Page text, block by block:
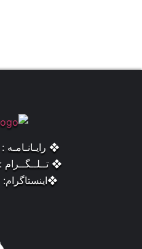
❖ رایـانـامـه :
❖ تــلــگــرام :
❖اینستاگرام: